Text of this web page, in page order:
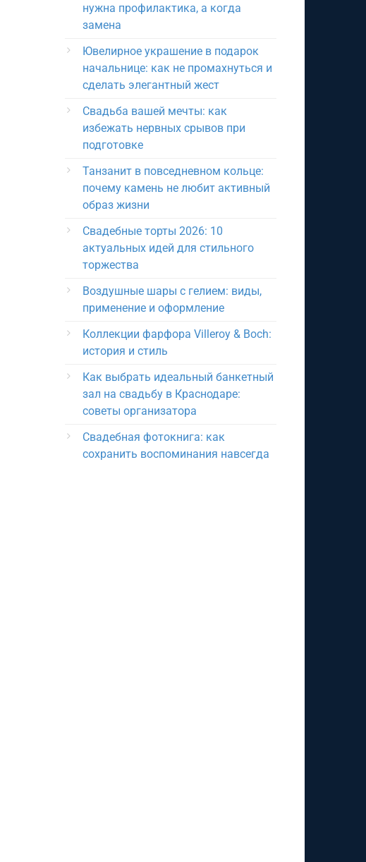
нужна профилактика, а когда
замена
Ювелирное украшение в подарок
начальнице: как не промахнуться и
сделать элегантный жест
Свадьба вашей мечты: как
избежать нервных срывов при
подготовке
Танзанит в повседневном кольце:
почему камень не любит активный
образ жизни
Свадебные торты 2026: 10
актуальных идей для стильного
торжества
Воздушные шары с гелием: виды,
применение и оформление
Коллекции фарфора Villeroy & Boch:
история и стиль
Как выбрать идеальный банкетный
зал на свадьбу в Краснодаре:
советы организатора
Свадебная фотокнига: как
сохранить воспоминания навсегда